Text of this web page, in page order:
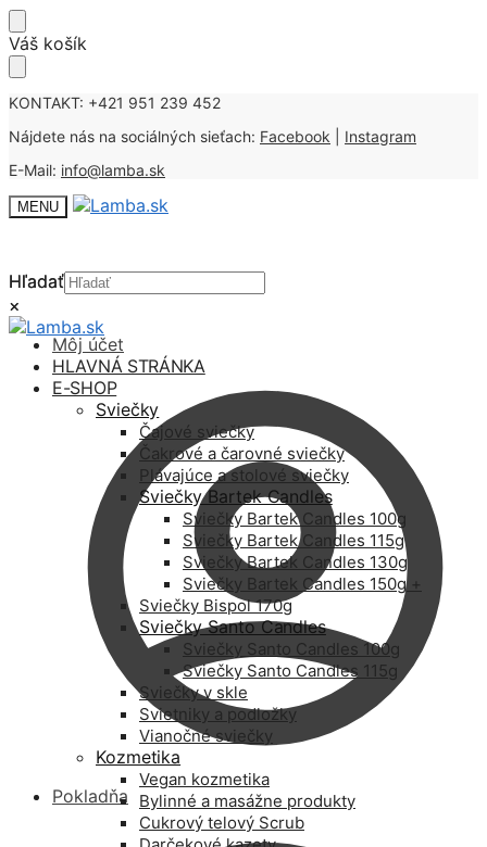
Skip
to
Skip
to
Váš košík
KONTAKT: +421 951 239 452
Nájdete nás na sociálných sieťach: Facebook
Instagram
E-Mail: info@lamba.sk
MENU
Hľadať
×
Môj účet
Pokladňa
Hľadať
×
HLAVNÁ STRÁNKA
E-SHOP
Sviečky
Čajové sviečky
Čakrové a čarovné sviečky
Plávajúce a stolové sviečky
Sviečky Bartek Candles
Sviečky Bartek Candles 100g
Sviečky Bartek Candles 115g
Sviečky Bartek Candles 130g
Sviečky Bartek Candles 150g +
Sviečky Bispol 170g
Sviečky Santo Candles
Sviečky Santo Candles 100g
Sviečky Santo Candles 115g
Sviečky v skle
Svietniky a podložky
Vianočné sviečky
Kozmetika
Vegan kozmetika
Bylinné a masážne produkty
Cukrový telový Scrub